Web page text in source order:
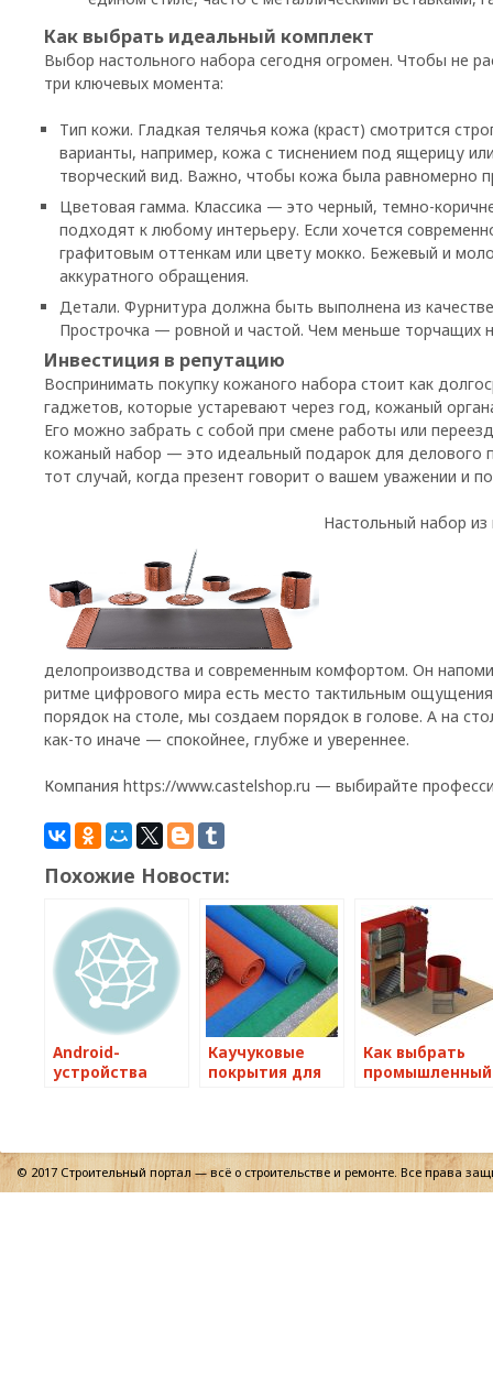
Как выбрать идеальный комплект
Выбор настольного набора сегодня огромен. Чтобы не
три ключевых момента:
Тип кожи. Гладкая телячья кожа (краст) смотрится
варианты, например, кожа с тиснением под ящерицу
творческий вид. Важно, чтобы кожа была равномерно
Цветовая гамма. Классика — это черный, темно-
подходят к любому интерьеру. Если хочется
графитовым оттенкам или цвету мокко. Бежевый и
аккуратного обращения.
Детали. Фурнитура должна быть выполнена из
Прострочка — ровной и частой. Чем меньше торчащих
Инвестиция в репутацию
Воспринимать покупку кожаного набора стоит как
гаджетов, которые устаревают через год, кожаный
Его можно забрать с собой при смене работы или
кожаный набор — это идеальный подарок для делового
тот случай, когда презент говорит о вашем уважении и
Настольный набор
делопроизводства и современным комфортом. Он
ритме цифрового мира есть место тактильным
порядок на столе, мы создаем порядок в голове. А на
как-то иначе — спокойнее, глубже и увереннее.
Компания https://www.castelshop.ru — выбирайте
Похожие Новости:
Android-
устройства
вирусов
Каучуковые
покрытия для
Как выбрать
промышленный
© 2017 Строительный портал — всё о строительстве и ремонте. Все права